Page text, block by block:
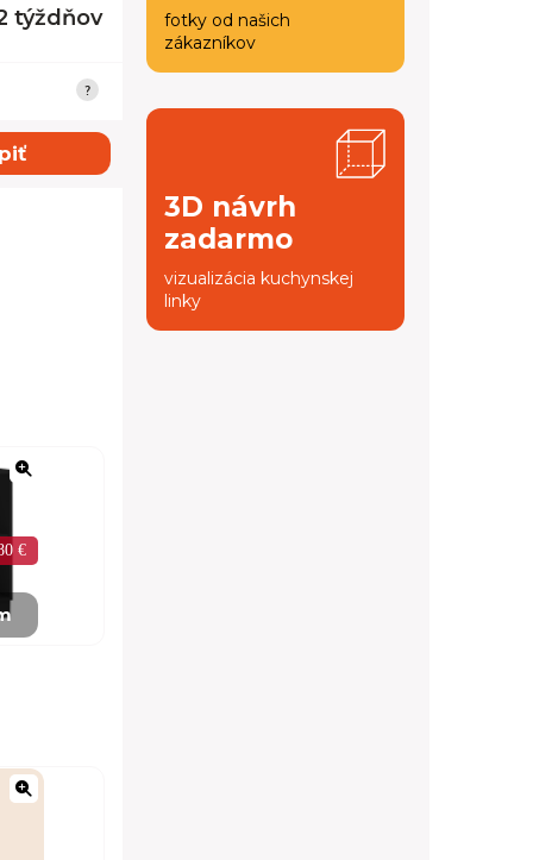
týždňov
€
fotky od našich
zákazníkov
3D návrh
zadarmo
vizualizácia kuchynskej
linky